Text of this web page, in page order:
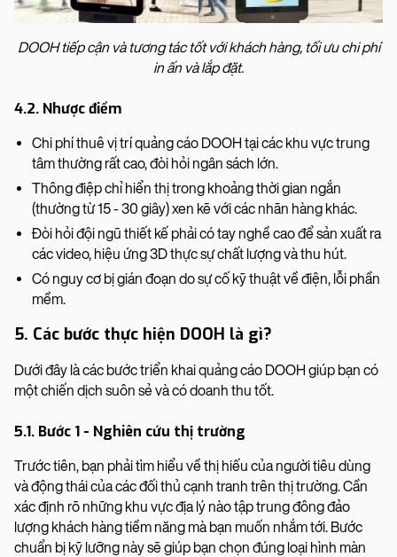
DOOH tiếp cận và tương tác tốt với khách hàng, tối ưu chi phí
in ấn và lắp đặt.
4.2. Nhược điểm
Chi phí thuê vị trí quảng cáo DOOH tại các khu vực trung
tâm thường rất cao, đòi hỏi ngân sách lớn.
Thông điệp chỉ hiển thị trong khoảng thời gian ngắn
(thường từ 15 - 30 giây) xen kẽ với các nhãn hàng khác.
Đòi hỏi đội ngũ thiết kế phải có tay nghề cao để sản xuất ra
các video, hiệu ứng 3D thực sự chất lượng và thu hút.
Có nguy cơ bị gián đoạn do sự cố kỹ thuật về điện, lỗi phần
mềm.
5. Các bước thực hiện DOOH là gì?
Dưới đây là các bước triển khai quảng cáo DOOH giúp bạn có
một chiến dịch suôn sẻ và có doanh thu tốt.
5.1. Bước 1 - Nghiên cứu thị trường
Trước tiên, bạn phải tìm hiểu về thị hiếu của người tiêu dùng
và động thái của các đối thủ cạnh tranh trên thị trường. Cần
xác định rõ những khu vực địa lý nào tập trung đông đảo
lượng khách hàng tiềm năng mà bạn muốn nhắm tới. Bước
chuẩn bị kỹ lưỡng này sẽ giúp bạn chọn đúng loại hình màn